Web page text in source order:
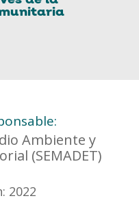
Ambiente y
(SEMADET)
2022